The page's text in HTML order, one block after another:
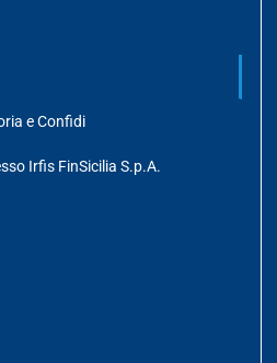
e Confidi
Irfis FinSicilia S.p.A.